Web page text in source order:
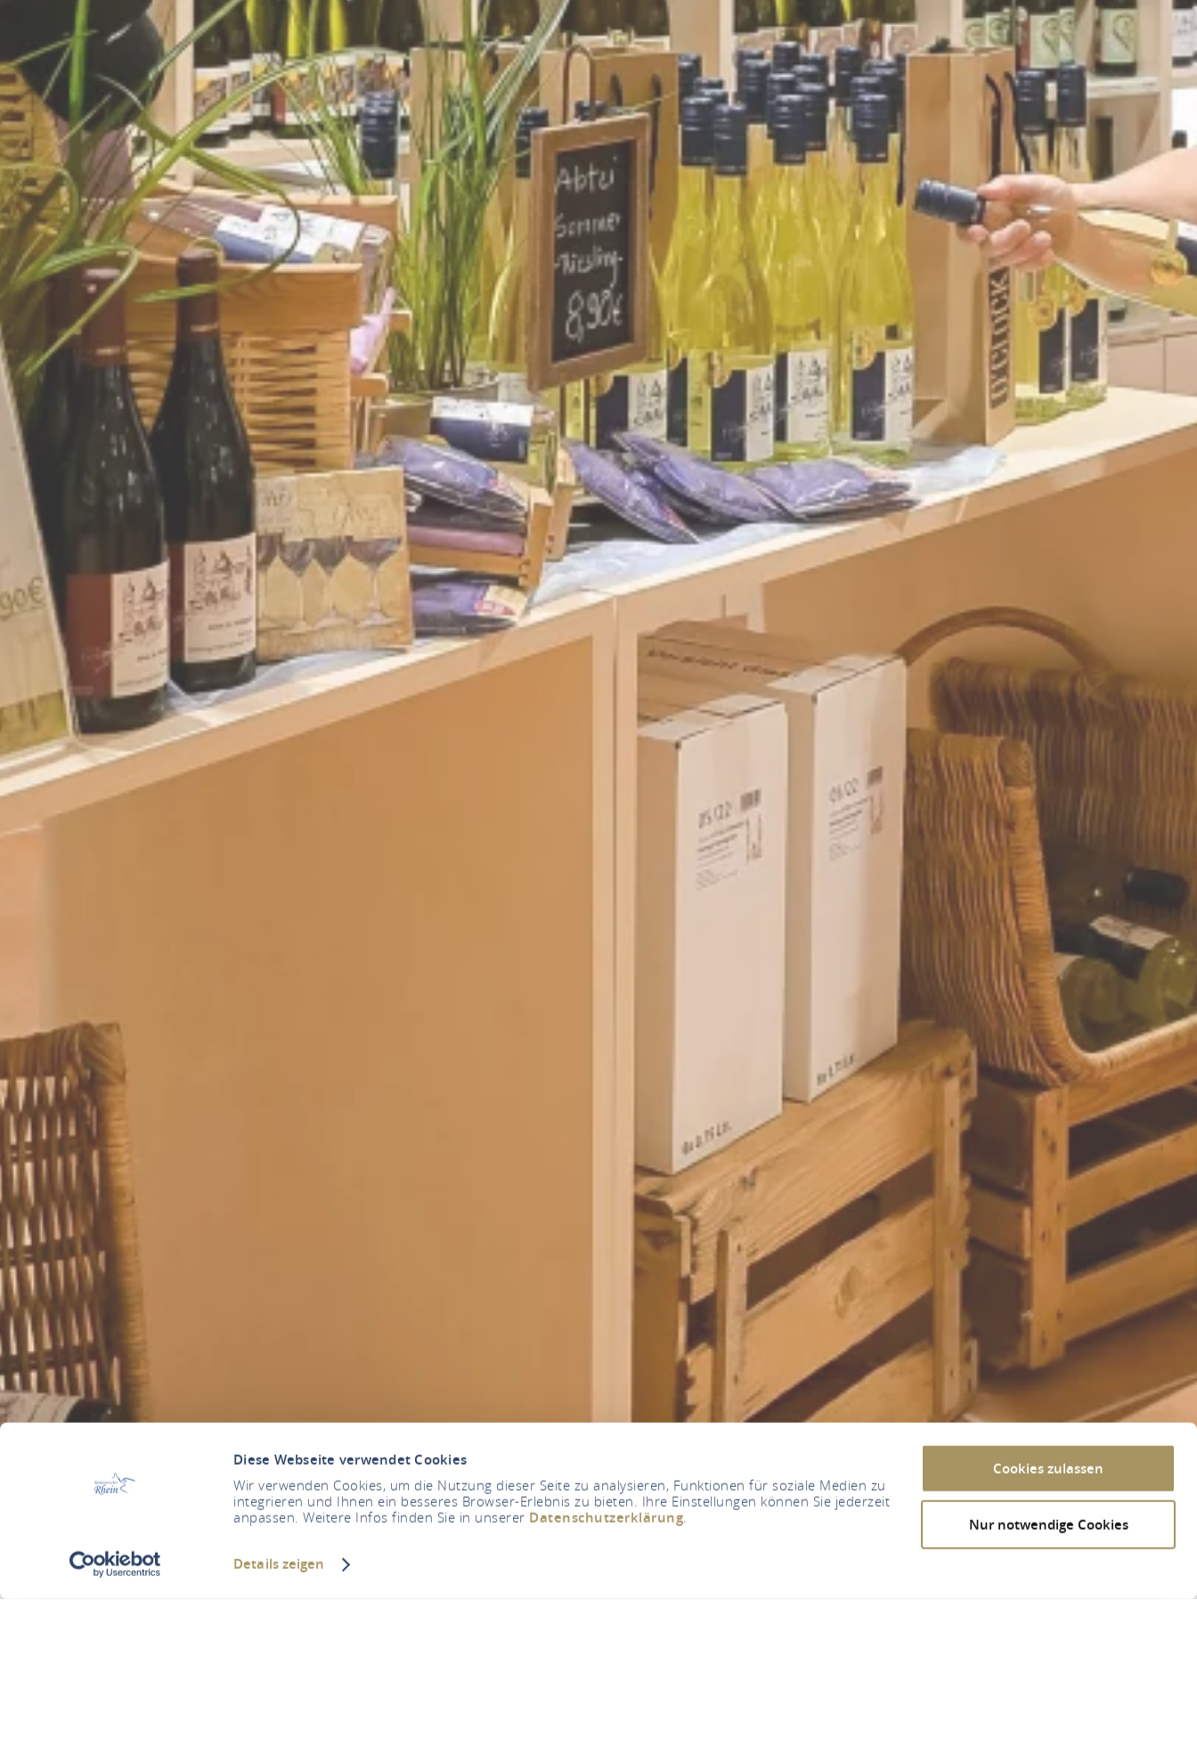
Diese Webseite verwendet Cookies
Wir verwenden Cookies, um die Nutzung dieser Seite zu analysieren, Funktionen für soziale Medien zu
integrieren und Ihnen ein besseres Browser-Erlebnis zu bieten. Ihre Einstellungen können Sie jederzeit
anpassen. Weitere Infos finden Sie in unserer Datenschutzerklärung.
Details zeigen
Cookies zulassen
Nur notwendige Cookies